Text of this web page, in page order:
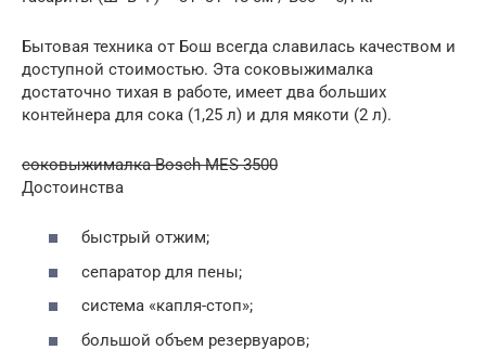
Бытовая техника от Бош всегда славилась качеством и
доступной стоимостью. Эта соковыжималка
достаточно тихая в работе, имеет два больших
контейнера для сока (1,25 л) и для мякоти (2 л).
соковыжималка Bosch MES 3500
Достоинства
быстрый отжим;
сепаратор для пены;
система «капля-стоп»;
большой объем резервуаров;